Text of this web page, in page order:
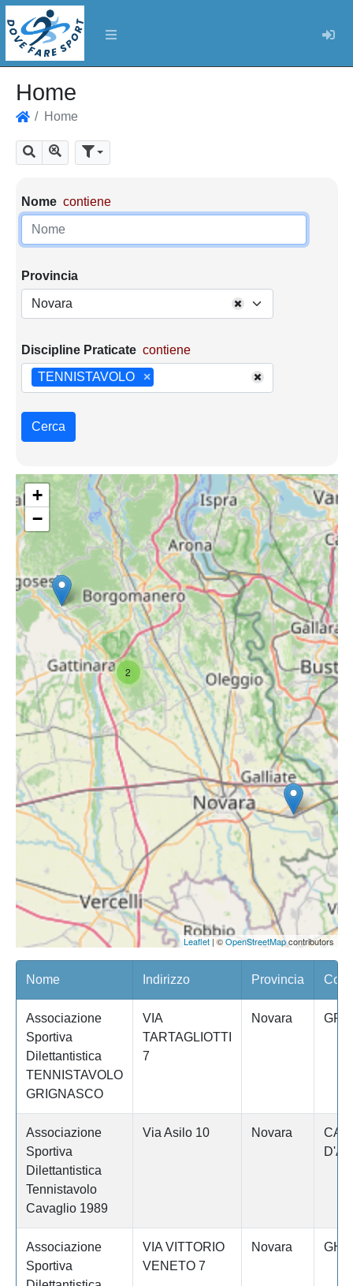
Home
Home
Cerca Mostra tutti i risultati
Parametri di ricerca
Nome contiene
Provincia
Novara
Discipline Praticate contiene
×
TENNISTAVOLO
Cerca
2
+
−
Leaflet| ©OpenStreetMapcontributors
Nome Indirizzo Provincia
Associazione
Sportiva
Dilettantistica
TENNISTAVOLO
GRIGNASCO
VIA
TARTAGLIOTTI
7
Novara
Associazione
Sportiva
Dilettantistica
Tennistavolo
Cavaglio 1989
Via Asilo 10 Novara
Associazione
Sportiva
VIA VITTORIO
VENETO 7
Novara